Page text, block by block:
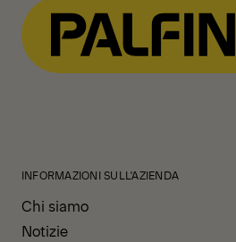
INFORMAZIONI SULL'AZIENDA
Chi siamo
Notizie